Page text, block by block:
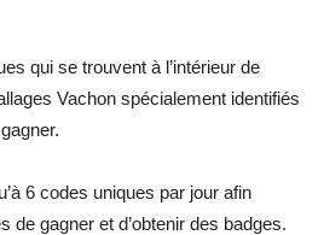
qui se trouvent à l’intérieur de
Vachon spécialement identifiés
6 codes uniques par jour afin
de gagner et d’obtenir des badges.